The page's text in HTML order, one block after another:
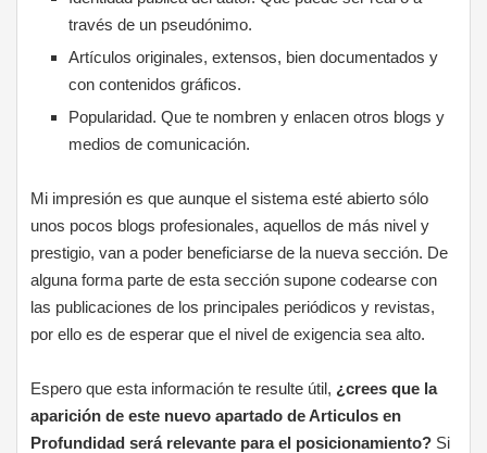
través de un pseudónimo.
Artículos originales, extensos, bien documentados y
con contenidos gráficos.
Popularidad. Que te nombren y enlacen otros blogs y
medios de comunicación.
Mi impresión es que aunque el sistema esté abierto sólo
unos pocos blogs profesionales, aquellos de más nivel y
prestigio, van a poder beneficiarse de la nueva sección. De
alguna forma parte de esta sección supone codearse con
las publicaciones de los principales periódicos y revistas,
por ello es de esperar que el nivel de exigencia sea alto.
Espero que esta información te resulte útil, ¿crees que la
aparición de este nuevo apartado de Articulos en
Profundidad será relevante para el posicionamiento? Si